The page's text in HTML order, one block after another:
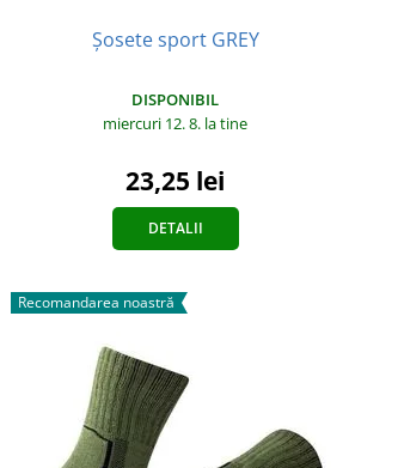
Șosete sport GREY
DISPONIBIL
miercuri 12. 8. la tine
23,25 lei
DETALII
Recomandarea noastră